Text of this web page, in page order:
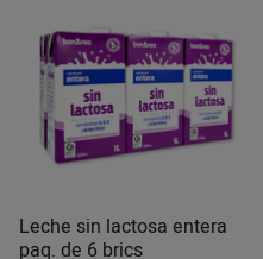
Leche sin lactosa entera
paq. de 6 brics